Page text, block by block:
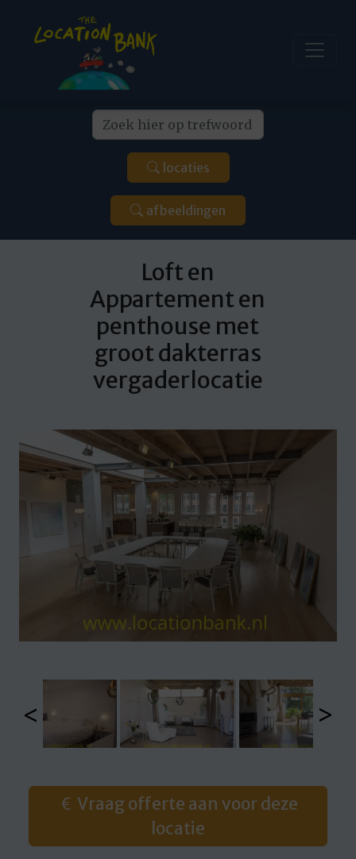
locaties
afbeeldingen
Loft en
Appartement en
penthouse met
groot dakterras
vergaderlocatie
< >
Vraag offerte aan voor deze
locatie